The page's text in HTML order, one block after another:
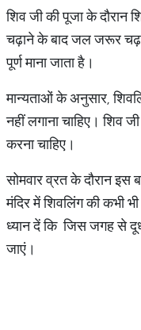
शिव जी की पूजा के दौरान
चढ़ाने के बाद जल जरूर
पूर्ण माना जाता है।
मान्यताओं के अनुसार,
नहीं लगाना चाहिए। शिव
करना चाहिए।
सोमवार व्रत के दौरान इस
मंदिर में शिवलिंग की कभी
ध्यान दें कि जिस जगह से
जाएं।